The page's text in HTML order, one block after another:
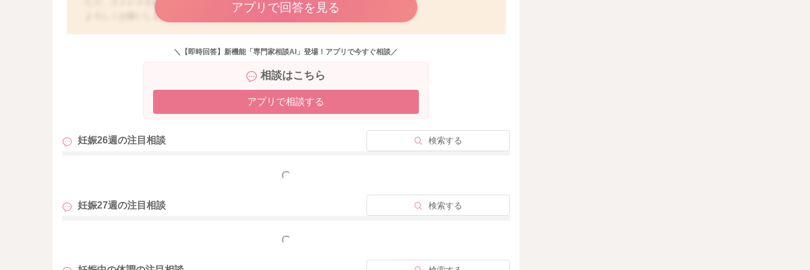
よろしくお願いします。
アプリで回答を見る
＼【即時回答】新機能「専門家相談AI」登場！アプリで今すぐ相談／
相談はこちら
アプリで相談する
妊娠26週の注目相談 検索する
もっと見る
妊娠27週の注目相談 検索する
もっと見る